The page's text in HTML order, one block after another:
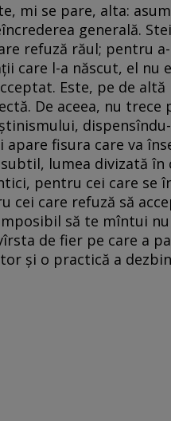
mi se pare, alta:
generală.
refuză răul; pentru
care l-a născut, el nu
Este, pe de
De aceea, nu
apare fisura care va
lumea divizată
pentru cei care se
cei care refuză să
să te mîntui
de fier pe care a
şi o practică a